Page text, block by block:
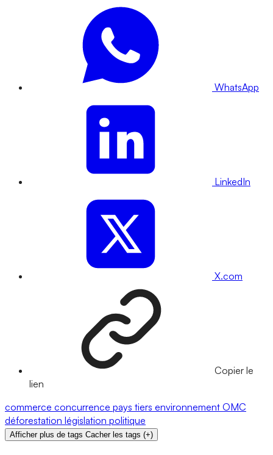
WhatsApp
LinkedIn
X.com
Copier le
lien
commerce concurrence pays tiers environnement OMC
déforestation législation politique
Afficher plus de tags Cacher les tags (+)